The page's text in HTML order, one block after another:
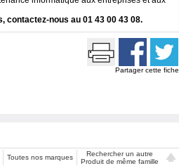
contactez-nous au 01 43 00 43 08.
Partager cette fiche
Toutes nos marques
Rechercher un autre
Produit de même famille